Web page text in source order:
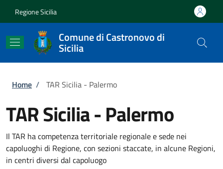
Regione Sicilia
Comune di Castronovo di
Sicilia
Briciole di pane
Home / TAR Sicilia - Palermo
TAR Sicilia - Palermo
Il TAR ha competenza territoriale regionale e sede nei
capoluoghi di Regione, con sezioni staccate, in alcune Regioni,
in centri diversi dal capoluogo